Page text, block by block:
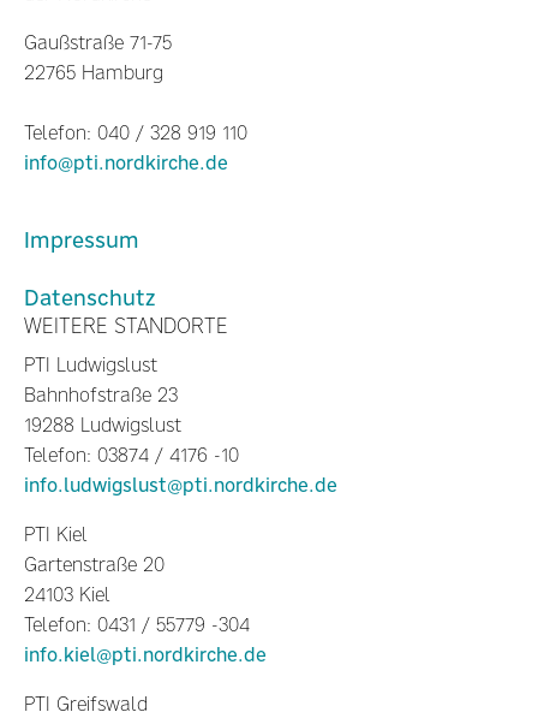
Gaußstraße 71-75
22765 Hamburg
Telefon: 040 / 328 919 110
info@pti.nordkirche.de
Impressum
Datenschutz
WEITERE STANDORTE
PTI Ludwigslust
Bahnhofstraße 23
19288 Ludwigslust
Telefon: 03874 / 4176 -10
info.ludwigslust@pti.nordkirche.de
PTI Kiel
Gartenstraße 20
24103 Kiel
Telefon: 0431 / 55779 -304
info.kiel@pti.nordkirche.de
PTI Greifswald